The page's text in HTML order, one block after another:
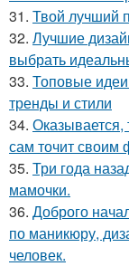
31. Твой лучший
32. Лучшие
выбрать
33. Топовые
тренды и стили
34.
сам точит своим
35. Три года
мамочки.
36. Доброго
по маникюру,
человек.